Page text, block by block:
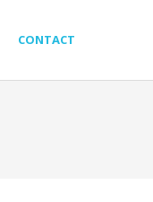
CONTACT